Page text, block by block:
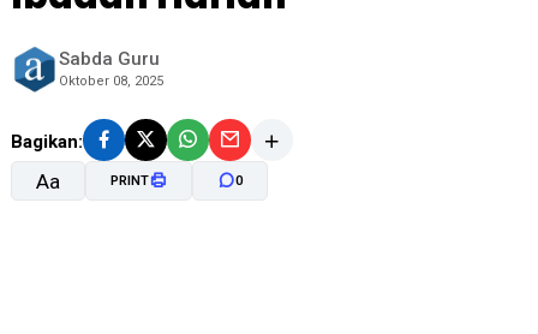
Sabda Guru
Oktober 08, 2025
Bagikan:
Aa PRINT 0